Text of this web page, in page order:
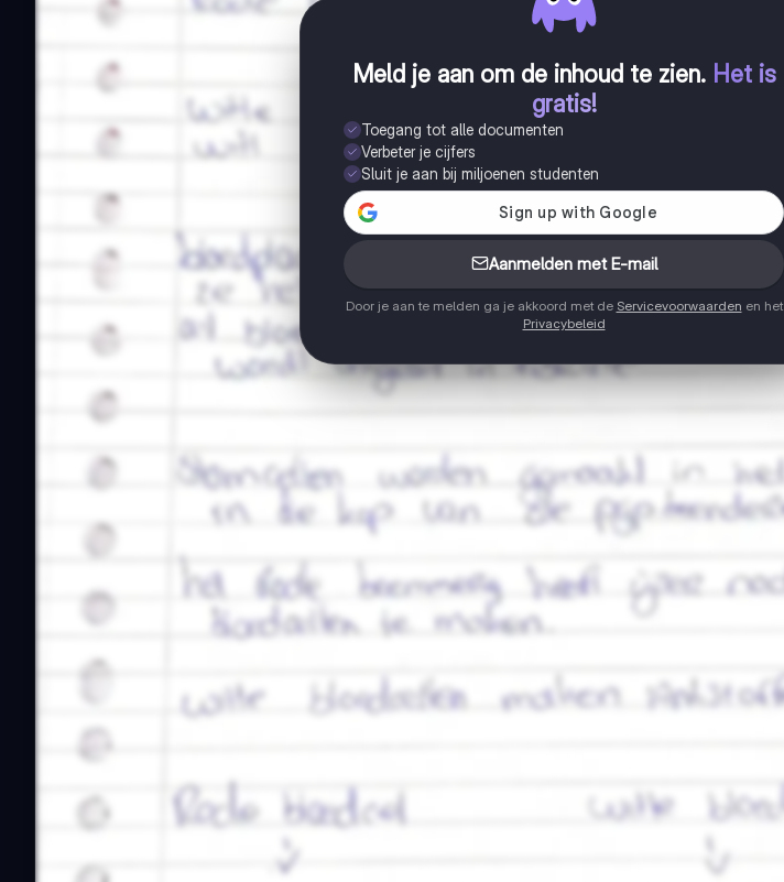
Meld je aan om de inhoud te zien. Het is
gratis!
Toegang tot alle documenten
Verbeter je cijfers
Sluit je aan bij miljoenen studenten
Aanmelden met E-mail
Door je aan te melden ga je akkoord met de Servicevoorwaarden en het
Privacybeleid